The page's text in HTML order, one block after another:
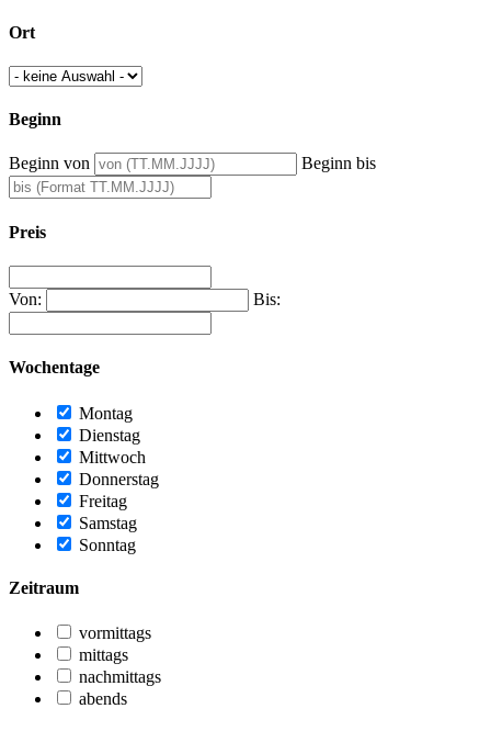
Ort
Beginn
Beginn von Beginn bis
Preis
Von: Bis:
Wochentage
Montag
Dienstag
Mittwoch
Donnerstag
Freitag
Samstag
Sonntag
Zeitraum
vormittags
mittags
nachmittags
abends